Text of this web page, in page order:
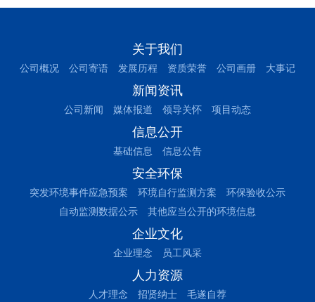
关于我们
公司概况 公司寄语 发展历程 资质荣誉 公司画册 大事记
新闻资讯
公司新闻 媒体报道 领导关怀 项目动态
信息公开
基础信息 信息公告
安全环保
突发环境事件应急预案 环境自行监测方案
环保验收公示
自动监测数据公示
其他应当公开的环境信息
企业文化
企业理念 员工风采
人力资源
人才理念 招贤纳士 毛遂自荐